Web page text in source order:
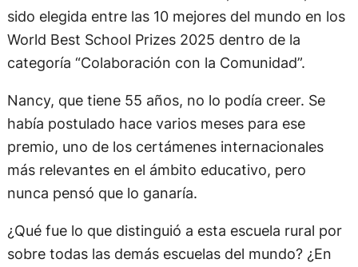
sido elegida entre las 10 mejores del mundo en los
World Best School Prizes 2025 dentro de la
categoría “Colaboración con la Comunidad”.
Nancy, que tiene 55 años, no lo podía creer. Se
había postulado hace varios meses para ese
premio, uno de los certámenes internacionales
más relevantes en el ámbito educativo, pero
nunca pensó que lo ganaría.
¿Qué fue lo que distinguió a esta escuela rural por
sobre todas las demás escuelas del mundo? ¿En